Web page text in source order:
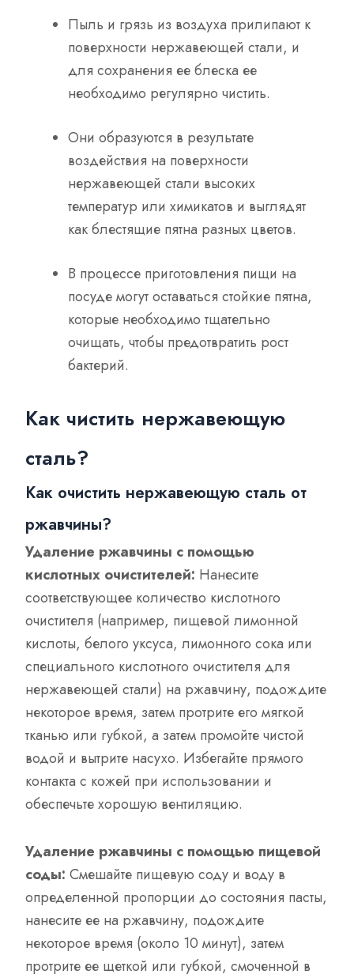
Пыль и грязь из воздуха прилипают к
поверхности нержавеющей стали, и
для сохранения ее блеска ее
необходимо регулярно чистить.
Они образуются в результате
воздействия на поверхности
нержавеющей стали высоких
температур или химикатов и выглядят
как блестящие пятна разных цветов.
В процессе приготовления пищи на
посуде могут оставаться стойкие пятна,
которые необходимо тщательно
очищать, чтобы предотвратить рост
бактерий.
Как чистить нержавеющую
сталь?
Как очистить нержавеющую сталь от
ржавчины?
Удаление ржавчины с помощью
кислотных очистителей: Нанесите
соответствующее количество кислотного
очистителя (например, пищевой лимонной
кислоты, белого уксуса, лимонного сока или
специального кислотного очистителя для
нержавеющей стали) на ржавчину, подождите
некоторое время, затем протрите его мягкой
тканью или губкой, а затем промойте чистой
водой и вытрите насухо. Избегайте прямого
контакта с кожей при использовании и
обеспечьте хорошую вентиляцию.
Удаление ржавчины с помощью пищевой
соды:Смешайте пищевую соду и воду в
определенной пропорции до состояния пасты,
нанесите ее на ржавчину, подождите
некоторое время (около 10 минут), затем
протрите ее щеткой или губкой, смоченной в